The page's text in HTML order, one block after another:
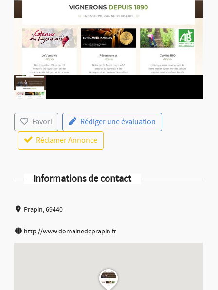
Favori
Rédiger une évaluation
Réclamer Annonce
Informations de contact
Prapin, 69440
http://www.domainedeprapin.fr